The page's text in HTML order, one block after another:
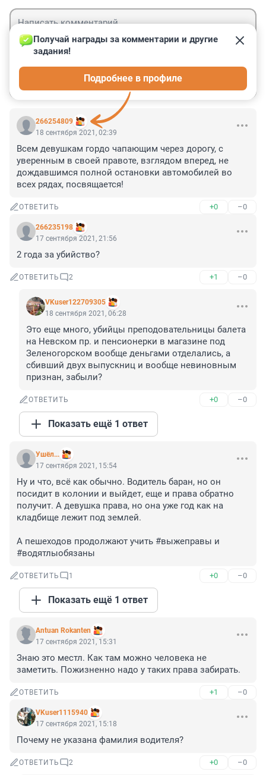
266254809
Получай награды за комментарии и другие
задания!
Подробнее в профиле
18 сентября 2021, 02:39
Всем девушкам гордо чапающим через дорогу, с
уверенным в своей правоте, взглядом вперед, не
дождавшимся полной остановки автомобилей во
всех рядах, посвящается!
ОТВЕТИТЬ +0 –0
266235198
17 сентября 2021, 21:56
2 года за убийство?
ОТВЕТИТЬ 2 +1 –0
VKuser122709305
18 сентября 2021, 06:28
Это еще много, убийцы преподовательницы балета
на Невском пр. и пенсионерки в магазине под
Зеленогорском вообще деньгами отделались, а
сбивший двух выпускниц и вообще невиновным
признан, забыли?
ОТВЕТИТЬ +0 –0
Показать ещё 1 ответ
Ушёл...
17 сентября 2021, 15:54
Ну и что, всё как обычно. Водитель баран, но он
посидит в колонии и выйдет, еще и права обратно
получит. А девушка права, но она уже год как на
кладбище лежит под землей.
А пешеходов продолжают учить #выжеправы и
#водятлыобязаны
ОТВЕТИТЬ 1 +0 –0
Показать ещё 1 ответ
Antuan Rokanten
17 сентября 2021, 15:31
Знаю это местл. Как там можно человека не
заметить. Пожизненно надо у таких права забирать.
ОТВЕТИТЬ +1 –0
VKuser1115940
17 сентября 2021, 15:18
Почему не указана фамилия водителя?
ОТВЕТИТЬ 2 +0 –0